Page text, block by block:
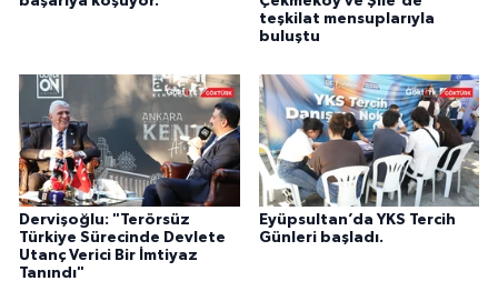
teşkilat mensuplarıyla
buluştu
Dervişoğlu: "Terörsüz
Türkiye Sürecinde Devlete
Utanç Verici Bir İmtiyaz
Tanındı"
Eyüpsultan’da YKS Tercih
Günleri başladı.